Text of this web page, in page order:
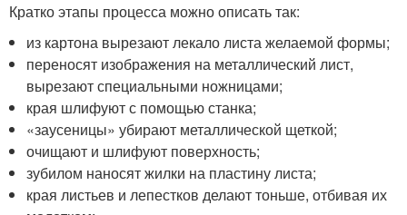
Кратко этапы процесса можно описать так:
из картона вырезают лекало листа желаемой формы;
переносят изображения на металлический лист,
вырезают специальными ножницами;
края шлифуют с помощью станка;
«заусеницы» убирают металлической щеткой;
очищают и шлифуют поверхность;
зубилом наносят жилки на пластину листа;
края листьев и лепестков делают тоньше, отбивая их